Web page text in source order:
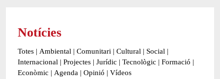
Notícies
Totes | Ambiental | Comunitari | Cultural | Social |
Internacional | Projectes | Jurídic | Tecnològic | Formació |
Econòmic | Agenda | Opinió | Vídeos